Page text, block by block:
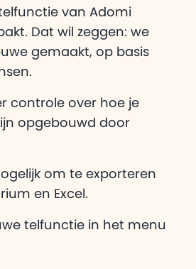
van Adomi
Dat wil zeggen: we
gemaakt, op basis
controle over hoe je
opgebouwd door
om te exporteren
en Excel.
telfunctie in het menu